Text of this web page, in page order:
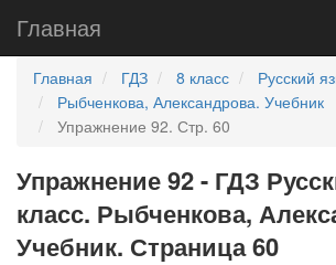
Главная
Главная ГДЗ 8 класс
Русский
Рыбченкова, Александрова. Учебник
Упражнение 92. Стр. 60
Упражнение 92 - ГДЗ
класс. Рыбченкова,
Учебник. Страница 60